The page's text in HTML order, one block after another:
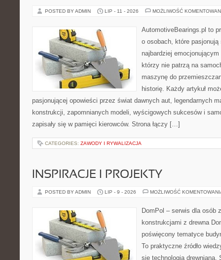
POSTED BY ADMIN LIP - 11 - 2026 MOŻLIWOŚĆ
AutomotiveBearings.pl to
o osobach, które
najbardziej
którzy nie patrzą na
maszynę do
historię. Każdy artykuł
pasjonującej opowieści przez świat dawnych aut, legendarnych
konstrukcji, zapomnianych modeli, wyścigowych sukcesów i
zapisały się w pamięci kierowców. Strona łączy […]
CATEGORIES: ZAWODY I RYWALIZACJA
INSPIRACJE I PROJEKTY
POSTED BY ADMIN LIP - 9 - 2026 MOŻLIWOŚĆ
DomPol – serwis dla osób
konstrukcjami z drewna
poświęcony tematyce
To praktyczne źródło
się technologią drewnianą.